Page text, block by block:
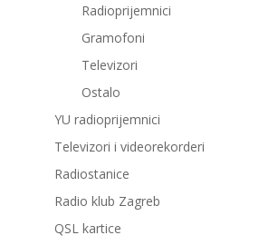
Radioprijemnici
Gramofoni
Televizori
Ostalo
YU radioprijemnici
Televizori i videorekorderi
Radiostanice
Radio klub Zagreb
QSL kartice